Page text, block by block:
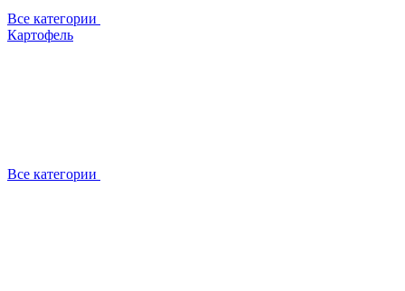
Все категории
Картофель
Все категории